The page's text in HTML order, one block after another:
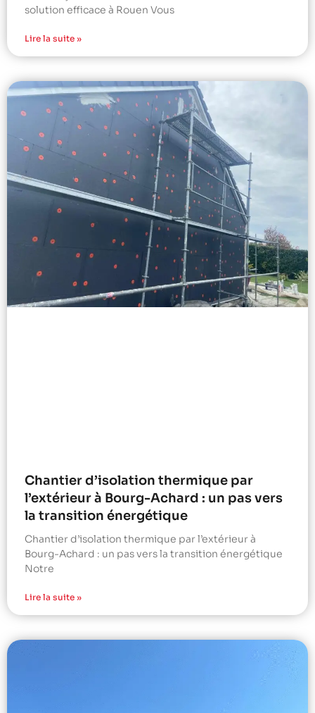
solution efficace à Rouen Vous
Lire la suite »
Chantier d’isolation thermique par
l’extérieur à Bourg-Achard : un pas vers
la transition énergétique
Chantier d’isolation thermique par l’extérieur à
Bourg-Achard : un pas vers la transition énergétique
Notre
Lire la suite »